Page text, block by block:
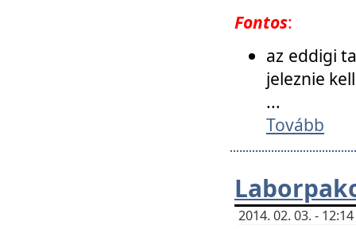
Fontos:
az eddigi
jeleznie
...
Tovább
2014. 02. 03. -